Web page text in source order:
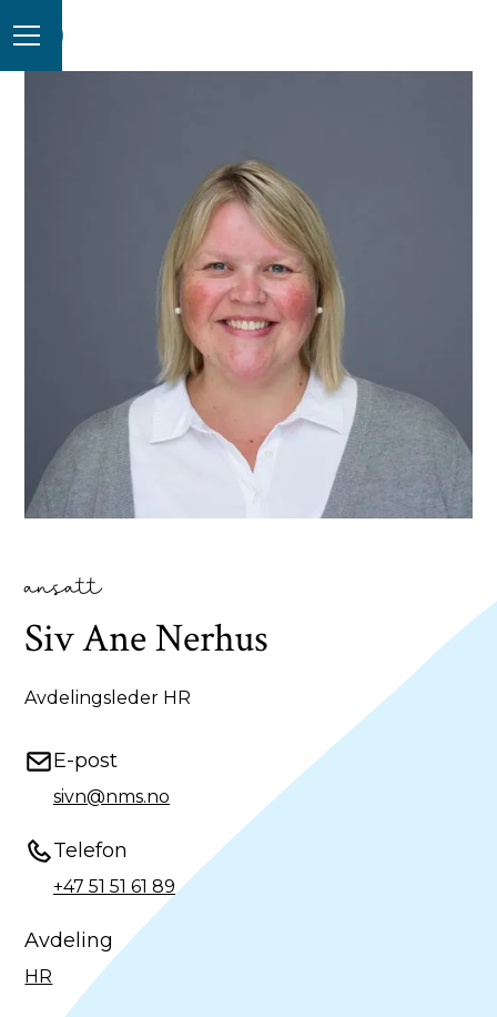
ansatt
Siv Ane Nerhus
Avdelingsleder HR
E-post
sivn@nms.no
Telefon
+47 51 51 61 89
Avdeling
HR